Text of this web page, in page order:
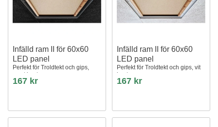
Infälld ram II för 60x60
LED panel
Perfekt för Troldtekt och gips,
svart kant
167 kr
Infälld ram II för 60x60
LED panel
Perfekt för Troldtekt och gips, vit
kant
167 kr